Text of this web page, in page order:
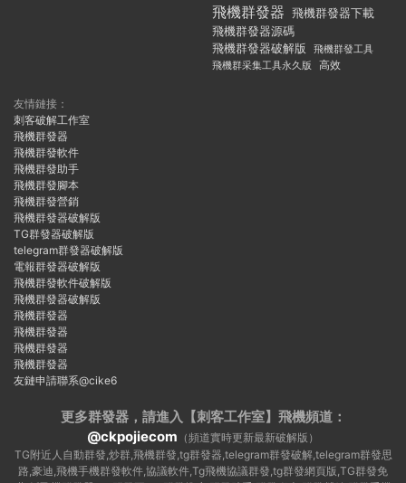
飛機群發器 飛機群發器下載
飛機群發器源碼
飛機群發器破解版
飛機群發工具
飛機群采集工具永久版
高效
友情鏈接：
刺客破解工作室
飛機群發器
飛機群發軟件
飛機群發助手
飛機群發腳本
飛機群發營銷
飛機群發器破解版
TG群發器破解版
telegram群發器破解版
電報群發器破解版
飛機群發軟件破解版
飛機群發器破解版
飛機群發器
飛機群發器
飛機群發器
飛機群發器
友鏈申請聯系@cike6
更多群發器，請進入【刺客工作室】 飛機頻道：
@ckpojiecom （頻道實時更新最新破解版）
TG附近人自動群發,炒群,飛機群發,tg群發器,telegram群發破解,telegram群發思
路,豪迪,飛機手機群發軟件,協議軟件,Tg飛機協議群發,tg群發網頁版,TG群發免